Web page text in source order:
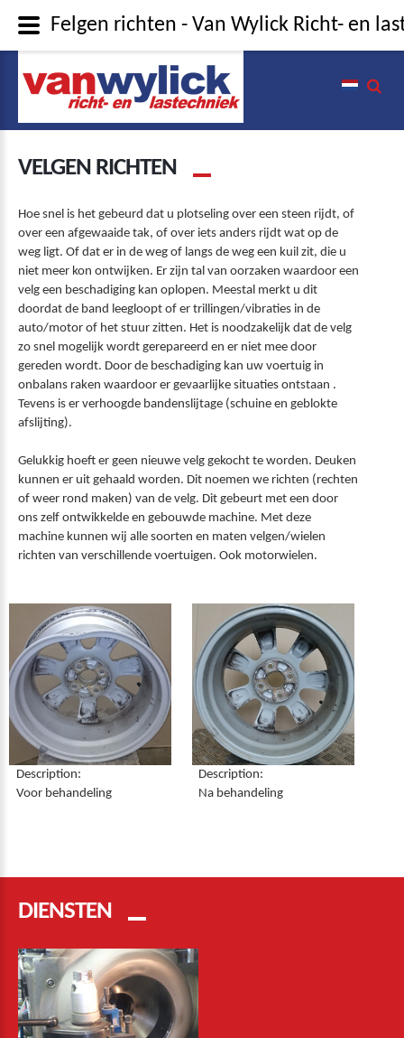
VELGEN RICHTEN
Hoe snel is het gebeurd dat u plotseling over een steen rijdt, of
over een afgewaaide tak, of over iets anders rijdt wat op de
weg ligt. Of dat er in de weg of langs de weg een kuil zit, die u
niet meer kon ontwijken. Er zijn tal van oorzaken waardoor een
velg een beschadiging kan oplopen. Meestal merkt u dit
doordat de band leegloopt of er trillingen/vibraties in de
auto/motor of het stuur zitten. Het is noodzakelijk dat de velg
zo snel mogelijk wordt gerepareerd en er niet mee door
gereden wordt. Door de beschadiging kan uw voertuig in
onbalans raken waardoor er gevaarlijke situaties ontstaan .
Tevens is er verhoogde bandenslijtage (schuine en geblokte
afslijting).
Gelukkig hoeft er geen nieuwe velg gekocht te worden. Deuken
kunnen er uit gehaald worden. Dit noemen we richten (rechten
of weer rond maken) van de velg. Dit gebeurt met een door
ons zelf ontwikkelde en gebouwde machine. Met deze
machine kunnen wij alle soorten en maten velgen/wielen
richten van verschillende voertuigen. Ook motorwielen.
Description:
Voor behandeling
Description:
Na behandeling
DIENSTEN
Felgen richten - Van Wylick Richt- en